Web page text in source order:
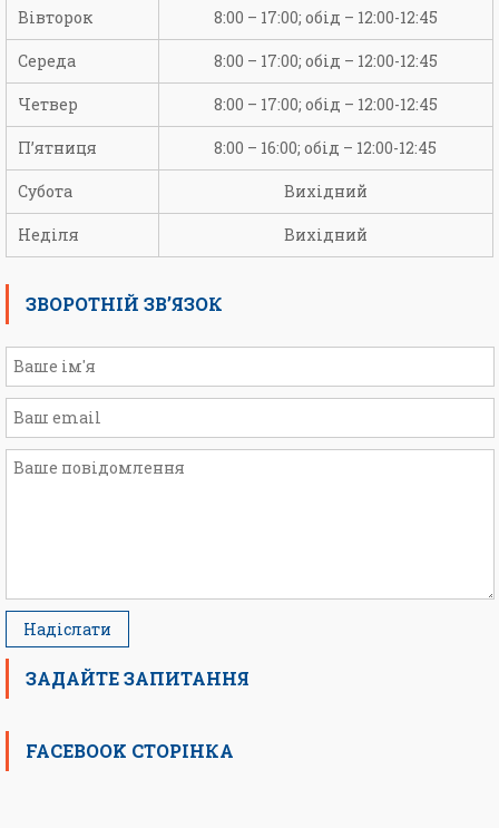
Вівторок 8:00 – 17:00; обід – 12:00-12:45
Середа 8:00 – 17:00; обід – 12:00-12:45
Четвер 8:00 – 17:00; обід – 12:00-12:45
П’ятниця 8:00 – 16:00; обід – 12:00-12:45
Субота Вихідний
Неділя Вихідний
ЗВОРОТНІЙ ЗВ’ЯЗОК
ЗАДАЙТЕ ЗАПИТАННЯ
FACEBOOK СТОРІНКА